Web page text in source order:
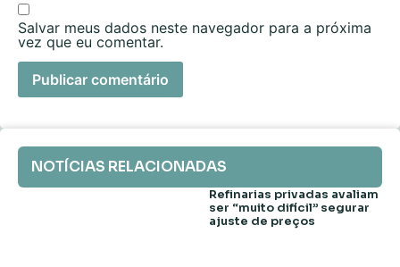
Salvar meus dados neste navegador para a próxima
vez que eu comentar.
NOTÍCIAS RELACIONADAS
Refinarias privadas avaliam
ser “muito difícil” segurar
ajuste de preços